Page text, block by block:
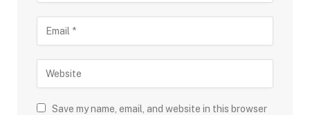
Save my name, email, and website in this browser